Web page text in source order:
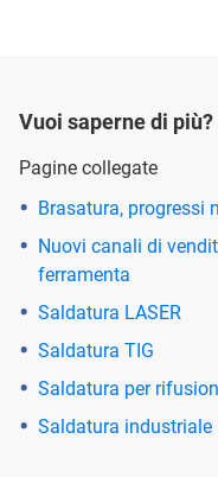
Vuoi saperne di più?
Pagine collegate
Brasatura, progressi
Nuovi canali di
ferramenta
Saldatura LASER
Saldatura TIG
Saldatura per
Saldatura industriale